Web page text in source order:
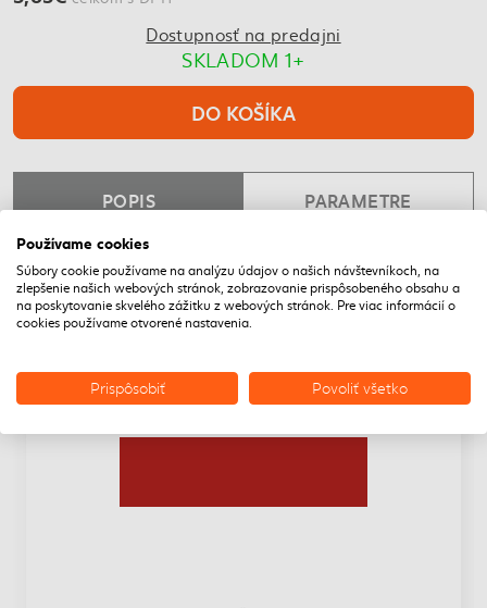
Dostupnosť na predajni
SKLADOM 1+
DO KOŠÍKA
POPIS PARAMETRE
NAPOSLEDY NAVŠTÍVENÉ
Používame cookies
Súbory cookie používame na analýzu údajov o našich návštevníkoch, na
zlepšenie našich webových stránok, zobrazovanie prispôsobeného obsahu a
na poskytovanie skvelého zážitku z webových stránok. Pre viac informácií o
cookies používame otvorené nastavenia.
Prispôsobiť Povoliť všetko